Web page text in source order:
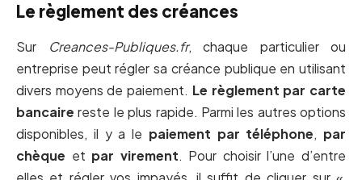
Le règlement des créances
Sur Creances-Publiques.fr, chaque particulier ou
entreprise peut régler sa créance publique en utilisant
divers moyens de paiement. Le règlement par carte
bancaire reste le plus rapide. Parmi les autres options
disponibles, il y a le paiement par téléphone, par
chèque et par virement. Pour choisir l’une d’entre